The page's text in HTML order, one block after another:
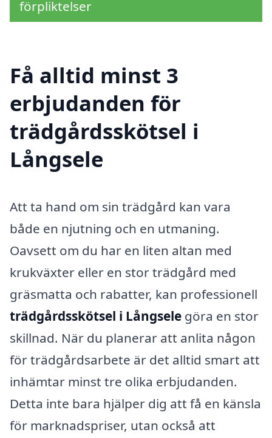
förpliktelser
Få alltid minst 3
erbjudanden för
trädgårdsskötsel i
Långsele
Att ta hand om sin trädgård kan vara
både en njutning och en utmaning.
Oavsett om du har en liten altan med
krukväxter eller en stor trädgård med
gräsmatta och rabatter, kan professionell
trädgårdsskötsel i Långsele göra en stor
skillnad. När du planerar att anlita någon
för trädgårdsarbete är det alltid smart att
inhämtar minst tre olika erbjudanden.
Detta inte bara hjälper dig att få en känsla
för marknadspriser, utan också att